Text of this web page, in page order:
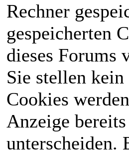
Rechner
gespeicherten
dieses Forums
Sie stellen
Cookies
Anzeige
unterscheiden.